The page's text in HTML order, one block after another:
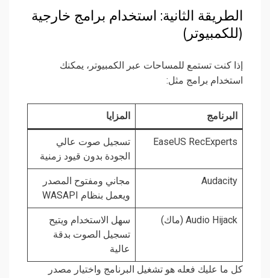
الطريقة الثانية: استخدام برامج خارجية
(للكمبيوتر)
إذا كنت تستمع للمساحات عبر الكمبيوتر، يمكنك
استخدام برامج مثل:
البرنامج المزايا
EaseUS RecExperts
تسجيل صوت عالي
الجودة بدون قيود زمنية
Audacity
مجاني ومفتوح المصدر
ويعمل بنظام WASAPI
Audio Hijack (ماك)
سهل الاستخدام ويتيح
تسجيل الصوت بدقة
عالية
كل ما عليك فعله هو تشغيل البرنامج واختيار مصدر